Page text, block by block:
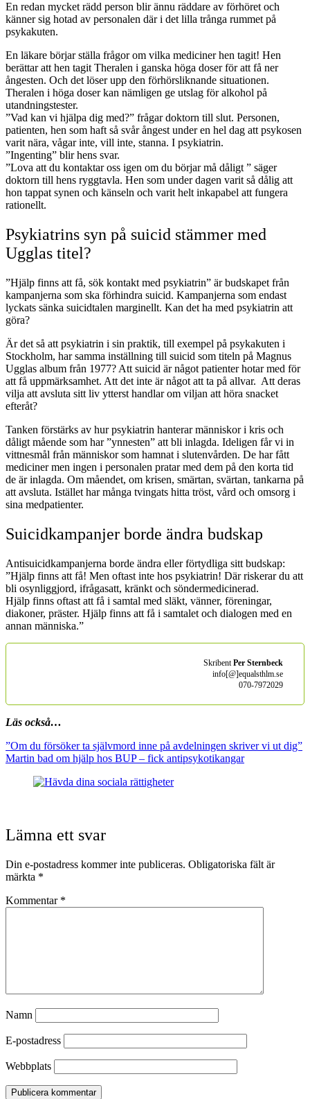
En redan mycket rädd person blir ännu räddare av förhöret och
känner sig hotad av personalen där i det lilla trånga rummet på
psykakuten.
En läkare börjar ställa frågor om vilka mediciner hen tagit! Hen
berättar att hen tagit Theralen i ganska höga doser för att få ner
ångesten. Och det löser upp den förhörsliknande situationen.
Theralen i höga doser kan nämligen ge utslag för alkohol på
utandningstester.
”Vad kan vi hjälpa dig med?” frågar doktorn till slut. Personen,
patienten, hen som haft så svår ångest under en hel dag att psykosen
varit nära, vågar inte, vill inte, stanna. I psykiatrin.
”Ingenting” blir hens svar.
”Lova att du kontaktar oss igen om du börjar må dåligt ” säger
doktorn till hens ryggtavla. Hen som under dagen varit så dålig att
hon tappat synen och känseln och varit helt inkapabel att fungera
rationellt.
Psykiatrins syn på suicid stämmer med
Ugglas titel?
”Hjälp finns att få, sök kontakt med psykiatrin” är budskapet från
kampanjerna som ska förhindra suicid. Kampanjerna som endast
lyckats sänka suicidtalen marginellt. Kan det ha med psykiatrin att
göra?
Är det så att psykiatrin i sin praktik, till exempel på psykakuten i
Stockholm, har samma inställning till suicid som titeln på Magnus
Ugglas album från 1977? Att suicid är något patienter hotar med för
att få uppmärksamhet. Att det inte är något att ta på allvar. Att deras
vilja att avsluta sitt liv ytterst handlar om viljan att höra snacket
efteråt?
Tanken förstärks av hur psykiatrin hanterar människor i kris och
dåligt mående som har ”ynnesten” att bli inlagda. Ideligen får vi in
vittnesmål från människor som hamnat i slutenvården. De har fått
mediciner men ingen i personalen pratar med dem på den korta tid
de är inlagda. Om måendet, om krisen, smärtan, svärtan, tankarna på
att avsluta. Istället har många tvingats hitta tröst, vård och omsorg i
sina medpatienter.
Suicidkampanjer borde ändra budskap
Antisuicidkampanjerna borde ändra eller förtydliga sitt budskap:
”Hjälp finns att få! Men oftast inte hos psykiatrin! Där riskerar du att
bli osynliggjord, ifrågasatt, kränkt och söndermedicinerad.
Hjälp finns oftast att få i samtal med släkt, vänner, föreningar,
diakoner, präster. Hjälp finns att få i samtalet och dialogen med en
annan människa.”
SkribentPer Sternbeck
info[@]equalsthlm.se
070-7972029
Läs också…
”Om du försöker ta självmord inne på avdelningen skriver vi ut dig”
Martin bad om hjälp hos BUP – fick antipsykotikangar
Lämna ett svar
Din e-postadress kommer inte publiceras. Obligatoriska fält är
märkta *
Kommentar *
Namn
E-postadress
Webbplats